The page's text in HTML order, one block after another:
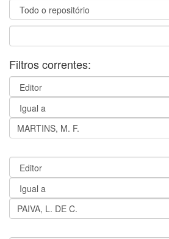
Filtros correntes: